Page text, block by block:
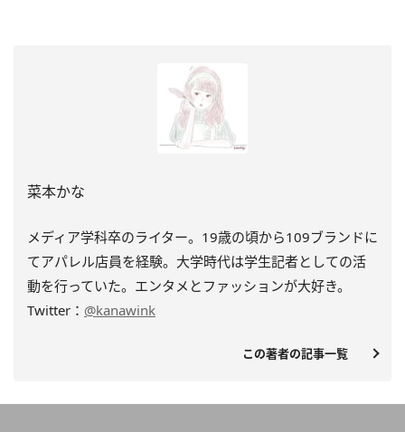
菜本かな
メディア学科卒のライター。19歳の頃から109ブランドに
てアパレル店員を経験。大学時代は学生記者としての活
動を行っていた。エンタメとファッションが大好き。
Twitter： @kanawink
この著者の記事一覧